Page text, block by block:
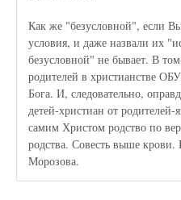
Как же "безусловной", если
условия, и даже назвали их
безусловной" не бывает. В
родителей в христианстве
Бога. И, следовательно,
детей-христиан от
самим Христом родство по
родства. Совесть выше
Морозова.